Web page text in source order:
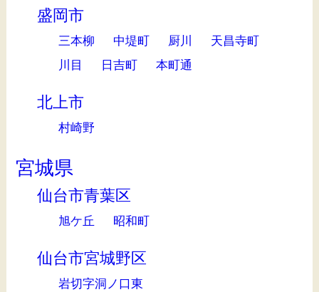
盛岡市
三本柳 中堤町 厨川
天昌寺町
川目
日吉町 本町通
北上市
村崎野
宮城県
仙台市青葉区
旭ケ丘 昭和町
仙台市宮城野区
岩切字洞ノ口東